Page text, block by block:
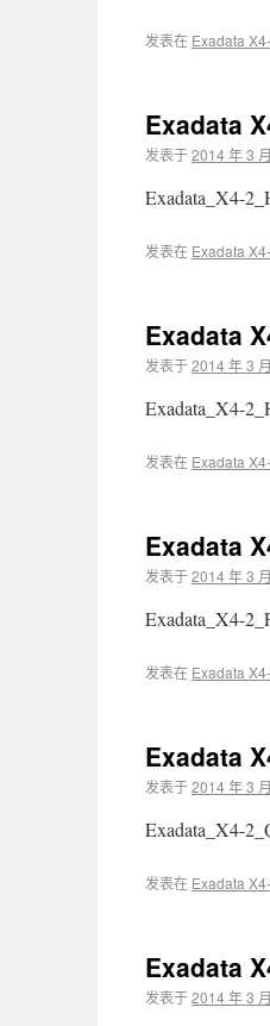
发表在 Exadata
Exadata
发表于2014 年 3
Exadata_X4-
发表在 Exadata
Exadata
发表于2014 年 3
Exadata_X4-
发表在 Exadata
Exadata
发表于2014 年 3
Exadata_X4-
发表在 Exadata
Exadata
发表于2014 年 3
Exadata_X4-
发表在 Exadata
Exadata
发表于2014 年 3